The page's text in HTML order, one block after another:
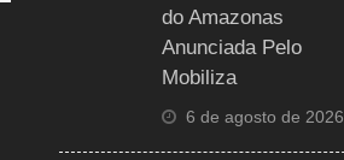
do Amazonas
Anunciada Pelo
Mobiliza
6 de agosto de 2026